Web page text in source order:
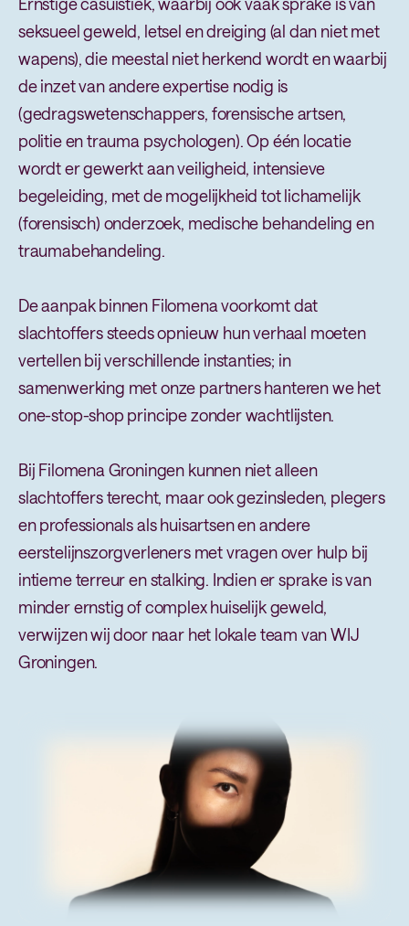
seksueel geweld, letsel en dreiging (al dan niet met
wapens), die meestal niet herkend wordt en waarbij
de inzet van andere expertise nodig is
(gedragswetenschappers, forensische artsen,
politie en trauma psychologen). Op één locatie
wordt er gewerkt aan veiligheid, intensieve
begeleiding, met de mogelijkheid tot lichamelijk
(forensisch) onderzoek, medische behandeling en
traumabehandeling.
De aanpak binnen Filomena voorkomt dat
slachtoffers steeds opnieuw hun verhaal moeten
vertellen bij verschillende instanties; in
samenwerking met onze partners hanteren we het
one-stop-shop principe zonder wachtlijsten.
Bij Filomena Groningen kunnen niet alleen
slachtoffers terecht, maar ook gezinsleden, plegers
en professionals als huisartsen en andere
eerstelijnszorgverleners met vragen over hulp bij
intieme terreur en stalking. Indien er sprake is van
minder ernstig of complex huiselijk geweld,
verwijzen wij door naar het lokale team van WIJ
Groningen.